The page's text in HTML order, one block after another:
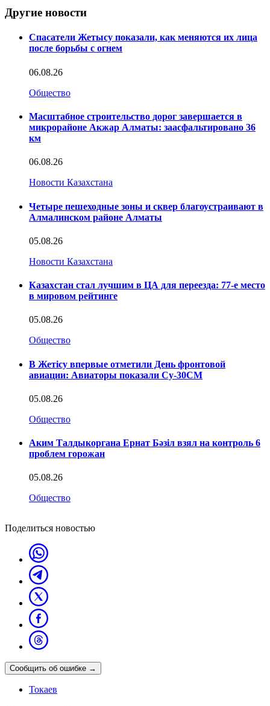
Другие новости
Спасатели Жетысу показали, как меняются их лица
после борьбы с огнем
06.08.26
Общество
Масштабное строительство дорог завершается в
микрорайоне Акжар Алматы: заасфальтировано 36
км
06.08.26
Новости Казахстана
Четыре пешеходные зоны и сквер благоустраивают в
Алмалинском районе Алматы
05.08.26
Новости Казахстана
Казахстан стал лучшим в ЦА для переезда: 77-е место
в мировом рейтинге
05.08.26
Общество
В Жетісу впервые отметили День фронтовой
авиации: Авиаторы показали Су-30СМ
05.08.26
Общество
Аким Талдыкоргана Ернат Бәзіл взял на контроль 6
проблем горожан
05.08.26
Общество
Поделиться новостью
Сообщить об ошибке →
Токаев